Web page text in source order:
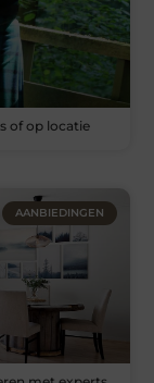
of op locatie
AANBIEDINGEN